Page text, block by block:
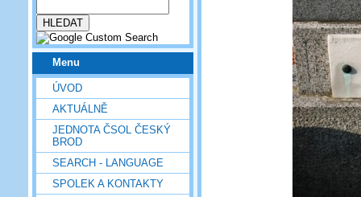
Menu
ÚVOD
AKTUÁLNĚ
JEDNOTA ČSOL ČESKÝ
BROD
SEARCH - LANGUAGE
SPOLEK A KONTAKTY